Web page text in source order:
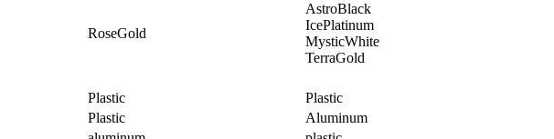
RoseGold
AstroBlack
IcePlatinum
MysticWhite
TerraGold
Plastic
Plastic
Plastic
Aluminum